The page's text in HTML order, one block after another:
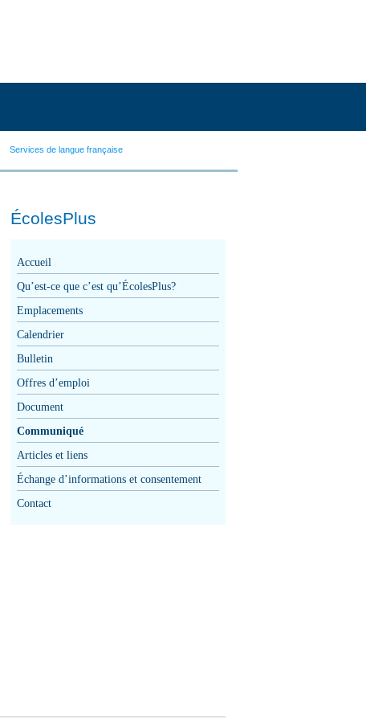
Services de langue française
ÉcolesPlus
Accueil
Qu’est-ce que c’est qu’ÉcolesPlus?
Emplacements
Calendrier
Bulletin
Offres d’emploi
Document
Communiqué
Articles et liens
Échange d’informations et consentement
Contact